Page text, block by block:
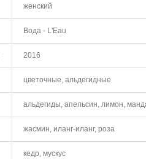
женский
Вода - L'Eau
2016
цветочные, альдегидные
альдегиды, апельсин, лимон,
жасмин, иланг-иланг, роза
кедр, мускус